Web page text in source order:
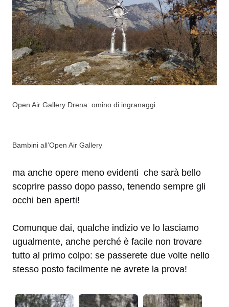
Open Air Gallery Drena: omino di ingranaggi
Bambini all’Open Air Gallery
ma anche opere meno evidenti che sarà bello
scoprire passo dopo passo, tenendo sempre gli
occhi ben aperti!
Comunque dai, qualche indizio ve lo lasciamo
ugualmente, anche perché è facile non trovare
tutto al primo colpo: se passerete due volte nello
stesso posto facilmente ne avrete la prova!